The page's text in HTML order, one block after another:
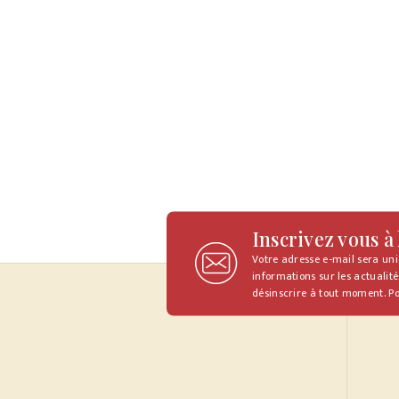
Inscrivez vous
Votre adresse e-mail sera
informations sur les
désinscrire à tout moment.